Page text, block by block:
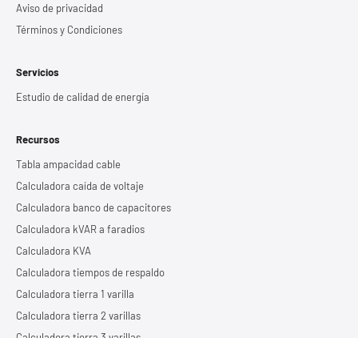
Aviso de privacidad
Términos y Condiciones
Servicios
Estudio de calidad de energía
Recursos
Tabla ampacidad cable
Calculadora caída de voltaje
Calculadora banco de capacitores
Calculadora kVAR a faradios
Calculadora KVA
Calculadora tiempos de respaldo
Calculadora tierra 1 varilla
Calculadora tierra 2 varillas